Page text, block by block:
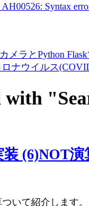
Syntax
メラとPython
ロナウイルス
with
(6)NOT演
いて紹介します